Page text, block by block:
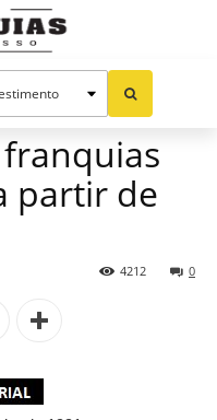
partir de
0
4212